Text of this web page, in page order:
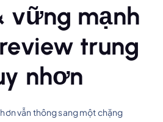
vững mạnh
trung
nhơn
vẫn thông sang một chặng